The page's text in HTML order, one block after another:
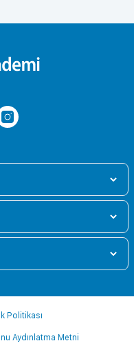
Politikası
Aydınlatma Metni